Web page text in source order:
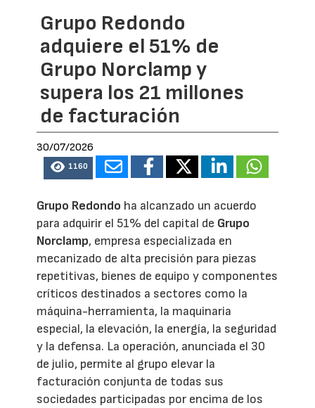
Grupo Redondo
adquiere el 51% de
Grupo Norclamp y
supera los 21 millones
de facturación
30/07/2026
1160
Grupo Redondo ha alcanzado un acuerdo
para adquirir el 51% del capital de Grupo
Norclamp, empresa especializada en
mecanizado de alta precisión para piezas
repetitivas, bienes de equipo y componentes
críticos destinados a sectores como la
máquina-herramienta, la maquinaria
especial, la elevación, la energía, la seguridad
y la defensa. La operación, anunciada el 30
de julio, permite al grupo elevar la
facturación conjunta de todas sus
sociedades participadas por encima de los